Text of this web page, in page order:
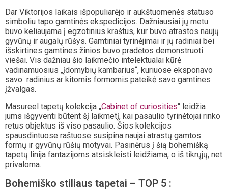
Dar Viktorijos laikais išpopuliarėjo ir aukštuomenės statuso
simboliu tapo gamtinės ekspedicijos. Dažniausiai jų metu
buvo keliaujama į egzotinius kraštus, kur buvo atrastos naujų
gyvūnų ir augalų rūšys. Gamtiniai tyrinėjimai ir jų radiniai bei
išskirtines gamtines žinios buvo pradėtos demonstruoti
viešai. Vis dažniau šio laikmečio intelektualai kūrė
vadinamuosius „įdomybių kambarius“, kuriuose eksponavo
savo radinius ar kitomis formomis pateikė savo gamtines
įžvalgas.
Masureel tapetų kolekcija „Cabinet of curiosities“ leidžia
jums išgyventi būtent šį laikmetį, kai pasaulio tyrinėtojai rinko
retus objektus iš viso pasaulio. Šios kolekcijos
spausdintuose raštuose susipina naujai atrastų gamtos
formų ir gyvūnų rūšių motyvai. Pasinėrus į šią bohemišką
tapetų linija fantazijoms atsiskleisti leidžiama, o iš tikrųjų, net
privaloma.
Bohemiško stiliaus tapetai – TOP 5 :